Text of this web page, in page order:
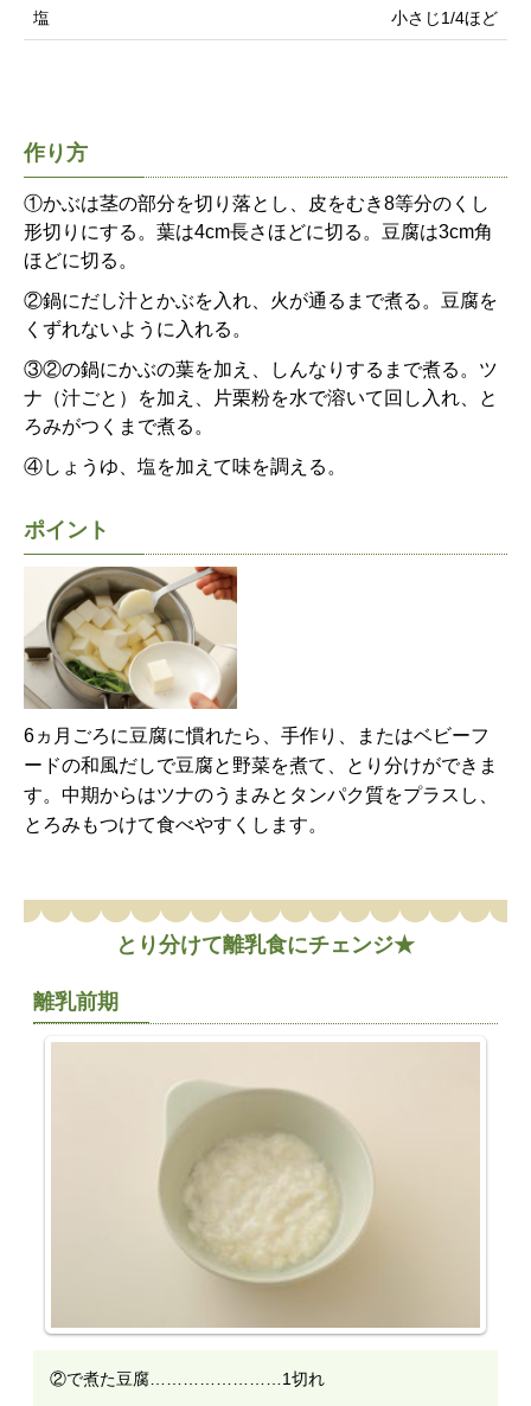
塩 小さじ1/4ほど
作り方
①かぶは茎の部分を切り落とし、皮をむき8等分のくし
形切りにする。葉は4cm長さほどに切る。豆腐は3cm角
ほどに切る。
②鍋にだし汁とかぶを入れ、火が通るまで煮る。豆腐を
くずれないように入れる。
③②の鍋にかぶの葉を加え、しんなりするまで煮る。ツ
ナ（汁ごと）を加え、片栗粉を水で溶いて回し入れ、と
ろみがつくまで煮る。
④しょうゆ、塩を加えて味を調える。
ポイント
6ヵ月ごろに豆腐に慣れたら、手作り、またはベビーフ
ードの和風だしで豆腐と野菜を煮て、とり分けができま
す。中期からはツナのうまみとタンパク質をプラスし、
とろみもつけて食べやすくします。
とり分けて離乳食にチェンジ★
離乳前期
②で煮た豆腐……………………1切れ